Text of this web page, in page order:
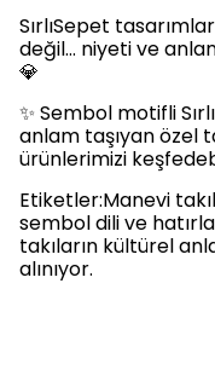
SırlıSepet
değil… niyeti ve
💎
✨ Sembol motifli
anlam taşıyan özel
ürünlerimizi
Etiketler:Manevi
sembol dili ve
takıların kültürel
alınıyor.